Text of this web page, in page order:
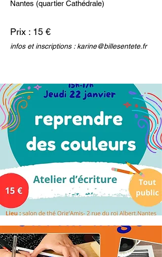
Nantes (quartier Cathédrale)
Prix : 15 €
infos et inscriptions :karine@billesentete.fr